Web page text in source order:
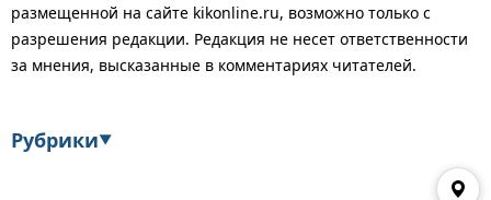
размещенной на сайте kikonline.ru, возможно только с
разрешения редакции. Редакция не несет ответственности
за мнения, высказанные в комментариях читателей.
Рубрики▼